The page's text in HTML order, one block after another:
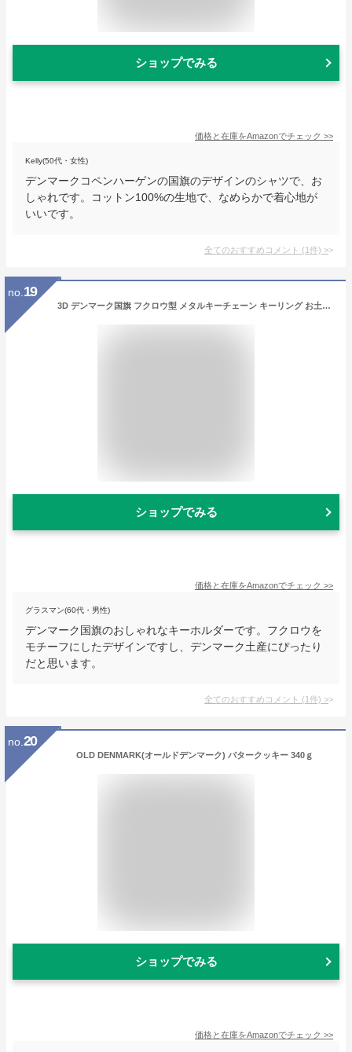
ショップでみる
価格と在庫をAmazonでチェック >>
Kelly(50代・女性)
デンマークコペンハーゲンの国旗のデザインのシャツで、お
しゃれです。コットン100%の生地で、なめらかで着心地が
いいです。
全てのおすすめコメント (1件) >
no. 19
3D デンマーク国旗 フクロウ型 メタルキーチェーン キーリング お土産バッグ デコレーション メンズ レディース ペンダント アクセサリー ギフト
ショップでみる
価格と在庫をAmazonでチェック >>
グラスマン(60代・男性)
デンマーク国旗のおしゃれなキーホルダーです。フクロウを
モチーフにしたデザインですし、デンマーク土産にぴったり
だと思います。
全てのおすすめコメント (1件) >
no. 20
OLD DENMARK(オールドデンマーク) バタークッキー 340ｇ
ショップでみる
価格と在庫をAmazonでチェック >>